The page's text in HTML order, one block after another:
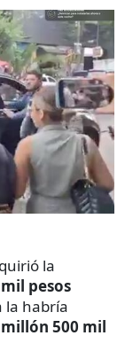
la
pesos
la habría
500 mil